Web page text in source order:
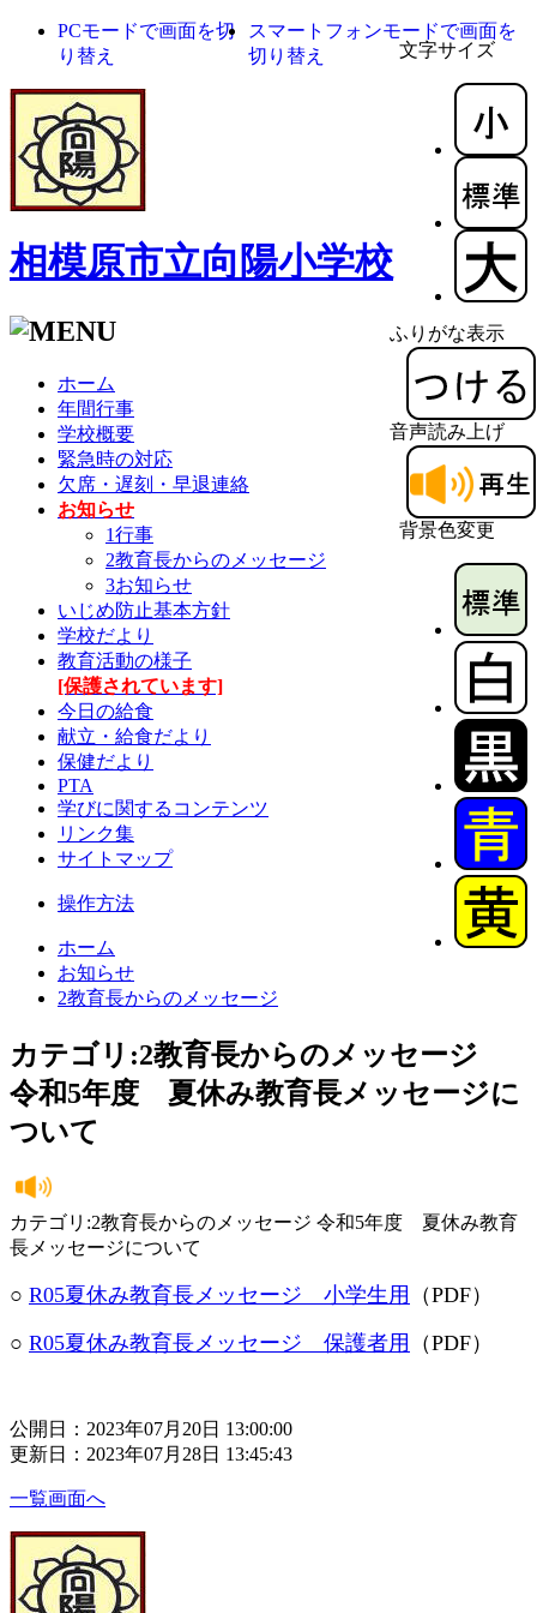
文字サイズ
ふりがな表示
音声読み上げ
背景色変更
PCモードで画面を切
り替え
スマートフォンモードで画面を
切り替え
相模原市立向陽小学校
ホーム
年間行事
学校概要
緊急時の対応
欠席・遅刻・早退連絡
お知らせ
1行事
2教育長からのメッセージ
3お知らせ
いじめ防止基本方針
学校だより
教育活動の様子
[保護されています]
今日の給食
献立・給食だより
保健だより
PTA
学びに関するコンテンツ
リンク集
サイトマップ
操作方法
ホーム
お知らせ
2教育長からのメッセージ
カテゴリ:2教育長からのメッセージ
令和5年度 夏休み教育長メッセージに
ついて
カテゴリ:2教育長からのメッセージ 令和5年度 夏休み教育
長メッセージについて
○ R05夏休み教育長メッセージ 小学生用
（PDF）
○ R05夏休み教育長メッセージ 保護者用 （PDF）
公開日：2023年07月20日 13:00:00
更新日：2023年07月28日 13:45:43
一覧画面へ